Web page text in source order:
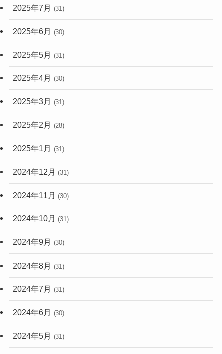
2025年7月 (31)
2025年6月 (30)
2025年5月 (31)
2025年4月 (30)
2025年3月 (31)
2025年2月 (28)
2025年1月 (31)
2024年12月 (31)
2024年11月 (30)
2024年10月 (31)
2024年9月 (30)
2024年8月 (31)
2024年7月 (31)
2024年6月 (30)
2024年5月 (31)